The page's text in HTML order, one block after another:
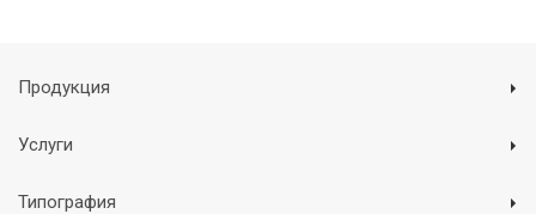
Продукция
Услуги
Типография